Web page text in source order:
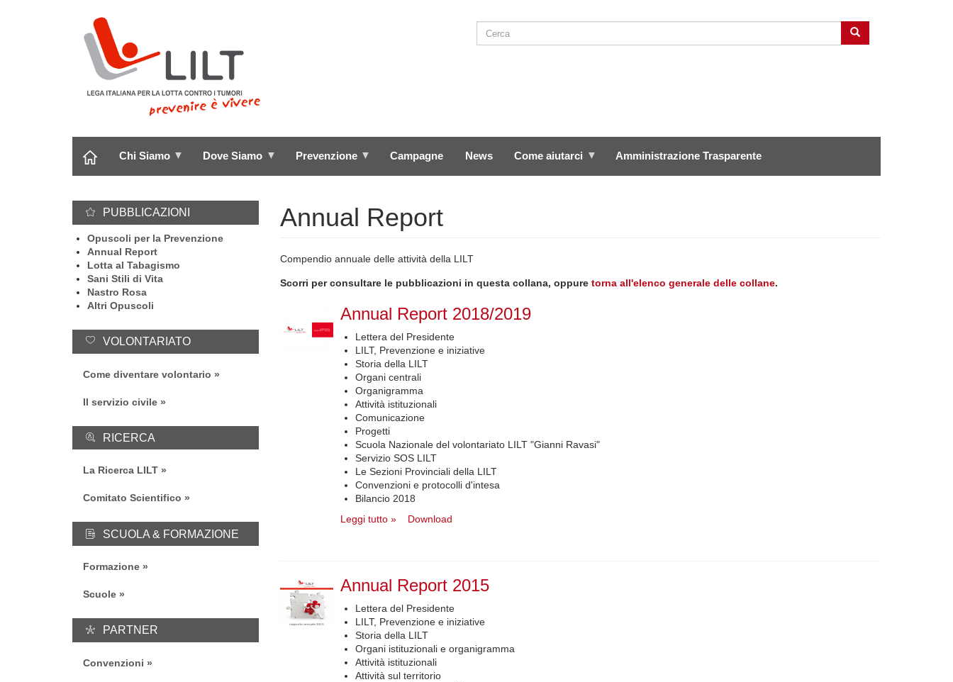
SEARCH Cerca
Chi Siamo Dove Siamo Prevenzione Campagne News Come aiutarci Amministrazione Trasparente
PUBBLICAZIONI
Opuscoli per la Prevenzione
Annual Report
Lotta al Tabagismo
Sani Stili di Vita
Nastro Rosa
Altri Opuscoli
VOLONTARIATO
Come diventare volontario
Il servizio civile
RICERCA
La Ricerca LILT
Comitato Scientifico
SCUOLA & FORMAZIONE
Formazione
Scuole
PARTNER
Convenzioni
Annual Report
Compendio annuale delle attività della LILT
Scorri per consultare le pubblicazioni in questa collana, oppure torna all'elenco generale delle collane.
Annual Report 2018/2019
Lettera del Presidente
LILT, Prevenzione e iniziative
Storia della LILT
Organi centrali
Organigramma
Attività istituzionali
Comunicazione
Progetti
Scuola Nazionale del volontariato LILT "Gianni Ravasi"
Servizio SOS LILT
Le Sezioni Provinciali della LILT
Convenzioni e protocolli d'intesa
Bilancio 2018
Leggi tutto »
Download
Annual Report 2015
Lettera del Presidente
LILT, Prevenzione e iniziative
Storia della LILT
Organi istituzionali e organigramma
Attività istituzionali
Attività sul territorio